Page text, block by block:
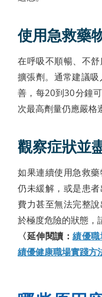
使用急救藥
在呼吸不順暢、不
擴張劑。通常建議
善，每20到30分鐘
次最高劑量仍應嚴格
觀察症狀並
如果連續使用急救
仍未緩解，或是患
費力甚至無法完整
於極度危險的狀態，
〈延伸閱讀：績優
績優健康職場實踐方